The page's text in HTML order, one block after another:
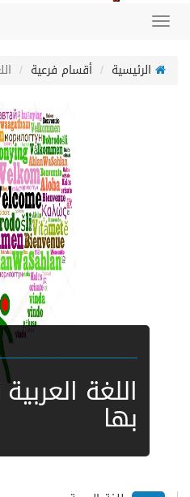
Toggle
الرئيسية
أقسام فرعية
اللغة
بها